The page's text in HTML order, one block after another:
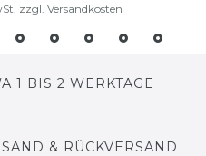
zzgl. Versandkosten
1 BIS 2 WERKTAGE
& RÜCKVERSAND